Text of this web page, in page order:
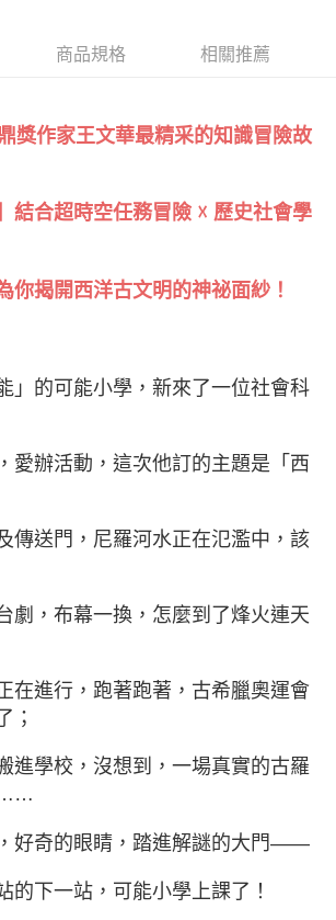
商品規格 相關推薦
獎作家王文華最精采的知識冒險故
結合超時空任務冒險 ☓ 歷史社會學
你揭開西洋古文明的神祕面紗！
」的可能小學，新來了一位社會科
愛辦活動，這次他訂的主題是「西
傳送門，尼羅河水正在氾濫中，該
劇，布幕一換，怎麼到了烽火連天
在進行，跑著跑著，古希臘奧運會
；
進學校，沒想到，一場真實的古羅
……
好奇的眼睛，踏進解謎的大門——
的下一站，可能小學上課了！